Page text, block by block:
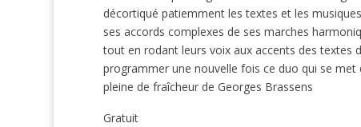
décortiqué patiemment les textes et les
ses accords complexes de ses marches
tout en rodant leurs voix aux accents des textes
programmer une nouvelle fois ce duo qui se
pleine de fraîcheur de Georges Brassens
Gratuit